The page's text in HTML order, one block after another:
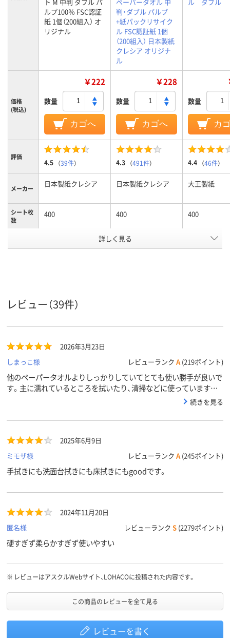
ルプ100％ FSC認証
紙 1個（200組入） オ
リジナル
判・ダブル パルプ
+紙パックリサイク
ル FSC認証紙 1個
（200組入） 日本製紙
クレシア オリジナ
ル
価格
(税込)
￥222
数量
カゴへ
￥228
数量
カゴへ
数量
カ
評価
4.5 （39件） 4.3 （491件） 4.4 （46件）
メーカー 日本製紙クレシア 日本製紙クレシア 大王製紙
シート枚
数
400 400 400
ダブル
商品環境
45
詳しく見る
レビュー（39件）
2026年3月23日
しまっこ様
レビューランク A (219ポイント)
他のペーパータオルよりしっかりしていてとても使い勝手が良いで
す。主に濡れているところを拭いたり、清掃などに使っていますが、
続きを見る
2025年6月9日
ミモザ様
レビューランク A (245ポイント)
手拭きにも洗面台拭きにも床拭きにもgoodです。
2024年11月20日
匿名様
レビューランク S (2279ポイント)
硬すぎず柔らかすぎず使いやすい
※ レビューはアスクルWebサイト、LOHACOに投稿された内容です。
この商品のレビューを全て見る
レビューを書く